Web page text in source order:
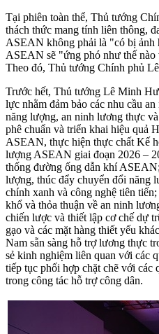
Tại phiên toàn thể, Thủ tướng
thách thức mang tính liên thông,
ASEAN không phải là "có bị ảnh
ASEAN sẽ "ứng phó như thế nào
Theo đó, Thủ tướng Chính phủ
Trước hết, Thủ tướng Lê Minh
lực nhằm đảm bảo các nhu cầu
năng lượng, an ninh lương thực
phê chuẩn và triển khai hiệu quả
ASEAN, thực hiện thực chất Kế
lượng ASEAN giai đoạn 2026 –
thống đường ống dẫn khí
lượng, thúc đẩy chuyển đổi năng
chính xanh và công nghệ tiên
khổ và thỏa thuận về an ninh
chiến lược và thiết lập cơ chế dự
gạo và các mặt hàng thiết yếu
Nam sẵn sàng hỗ trợ lương thực
sẻ kinh nghiệm liên quan với các
tiếp tục phối hợp chặt chẽ với
trong công tác hỗ trợ công dân.